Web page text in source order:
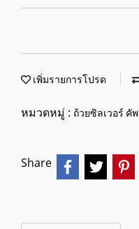
เพิ่มรายการโปรด
หมวดหมู่ : ถ้วยซิลเวอร์ คัพ
Share